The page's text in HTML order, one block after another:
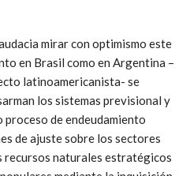
mirar con optimismo este
en Brasil como en Argentina –
latinoamericanista- se
los sistemas previsional y
de endeudamiento
de ajuste sobre los sectores
recursos naturales estratégicos